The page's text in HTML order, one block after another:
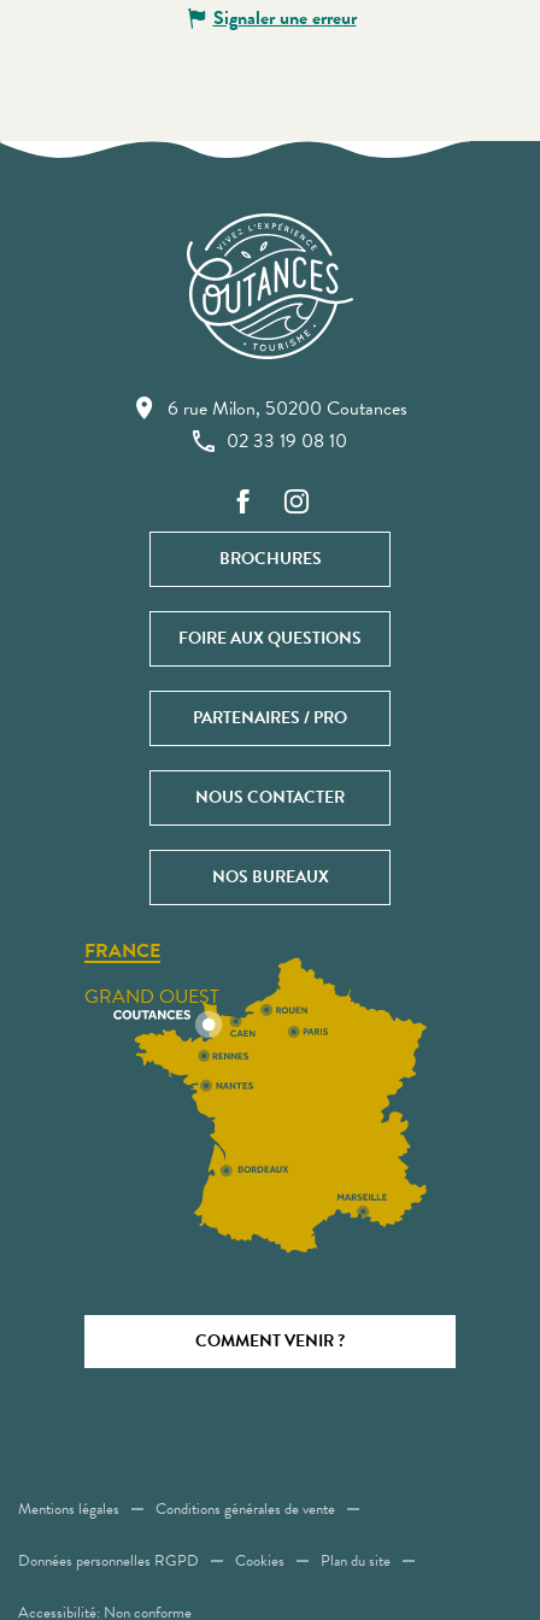
Signaler une erreur
6 rue Milon, 50200 Coutances
02 33 19 08 10
BROCHURES
FOIRE AUX QUESTIONS
PARTENAIRES / PRO
NOUS CONTACTER
NOS BUREAUX
FRANCE
GRAND OUEST
COMMENT VENIR ?
Mentions légales Conditions générales de vente
Données personnelles RGPD Cookies Plan du site
Accessibilité: Non conforme